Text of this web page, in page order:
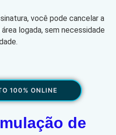
você pode cancelar a
logada, sem necessidade
100% ONLINE
de